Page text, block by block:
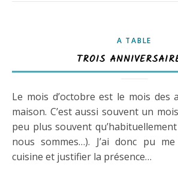
A TABLE
TROIS
Le mois d’octobre est le mois des anniversaires à la
maison. C’est aussi souvent un
peu plus souvent
nous sommes…). J’ai donc pu
cuisine et justifier la présence…